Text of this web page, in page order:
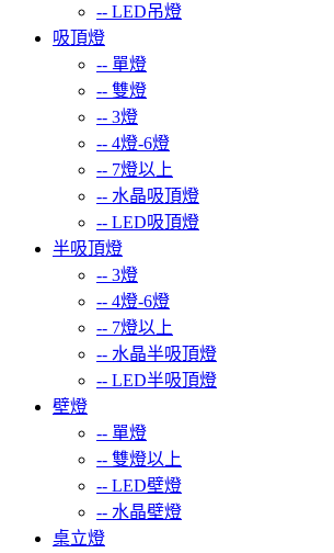
-- LED吊燈
吸頂燈
-- 單燈
-- 雙燈
-- 3燈
-- 4燈-6燈
-- 7燈以上
-- 水晶吸頂燈
-- LED吸頂燈
半吸頂燈
-- 3燈
-- 4燈-6燈
-- 7燈以上
-- 水晶半吸頂燈
-- LED半吸頂燈
壁燈
-- 單燈
-- 雙燈以上
-- LED壁燈
-- 水晶壁燈
桌立燈